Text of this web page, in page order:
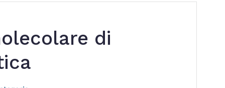
di